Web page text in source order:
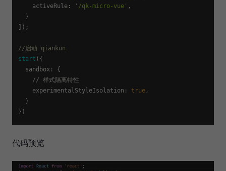
activeRule : '/qk-micro-vue' ,
  }
]);
//启动 qiankun
start ({
sandbox : {
    // 样式隔离特性
experimentalStyleIsolation : true ,
  }
代码预览